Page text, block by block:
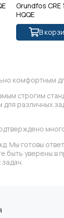
Grundfos CRE
HQQE
В
комфортным
строгим
различных
Мы готовы
уверены